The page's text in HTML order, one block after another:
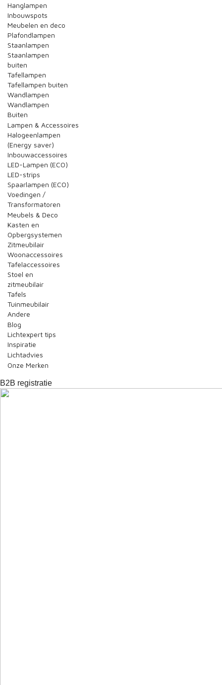
Hanglampen
Inbouwspots
Meubelen en deco
Plafondlampen
Staanlampen
Staanlampen
buiten
Tafellampen
Tafellampen buiten
Wandlampen
Wandlampen
Buiten
Lampen & Accessoires
Halogeenlampen
(Energy saver)
Inbouwaccessoires
LED-Lampen (ECO)
LED-strips
Spaarlampen (ECO)
Voedingen /
Transformatoren
Meubels & Deco
Kasten en
Opbergsystemen
Zitmeubilair
Woonaccessoires
Tafelaccessoires
Stoel en
zitmeubilair
Tafels
Tuinmeubilair
Andere
Blog
Lichtexpert tips
Inspiratie
Lichtadvies
Onze Merken
B2B registratie